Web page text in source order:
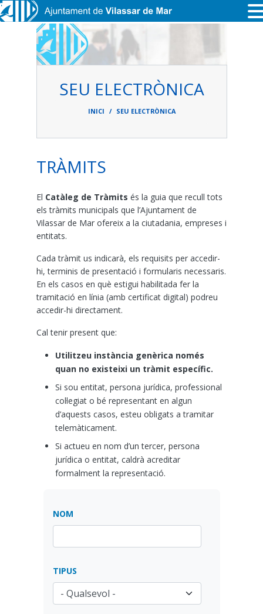
Vés al contingut
SEU ELECTRÒNICA
d'ariadna
INICI SEU ELECTRÒNICA
TRÀMITS
El Catàleg de Tràmits és la guia que recull tots
els tràmits municipals que l’Ajuntament de
Vilassar de Mar ofereix a la ciutadania, empreses i
entitats.
Cada tràmit us indicarà, els requisits per accedir-
hi, terminis de presentació i formularis necessaris.
En els casos en què estigui habilitada fer la
tramitació en línia (amb certificat digital) podreu
accedir-hi directament.
Cal tenir present que:
Utilitzeu instància genèrica només
quan no existeixi un tràmit específic.
Si sou entitat, persona jurídica, professional
col·legiat o bé representant en algun
d’aquests casos, esteu obligats a tramitar
telemàticament.
Si actueu en nom d’un tercer, persona
jurídica o entitat, caldrà acreditar
formalment la representació.
NOM
TIPUS